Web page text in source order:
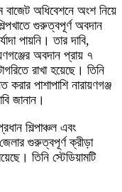
অধিবেশনে অংশ নিয়ে
গুরুত্বপূর্ণ অবদান
পায়নি। তার দাবি,
অবদান প্রায় ৭
রাখা হয়েছে। তিনি
পাশাপাশি নারায়ণগঞ্জ
জানান।
শিল্পাঞ্চল এবং
গুরুত্বপূর্ণ ক্রীড়া
তিনি স্টেডিয়ামটি